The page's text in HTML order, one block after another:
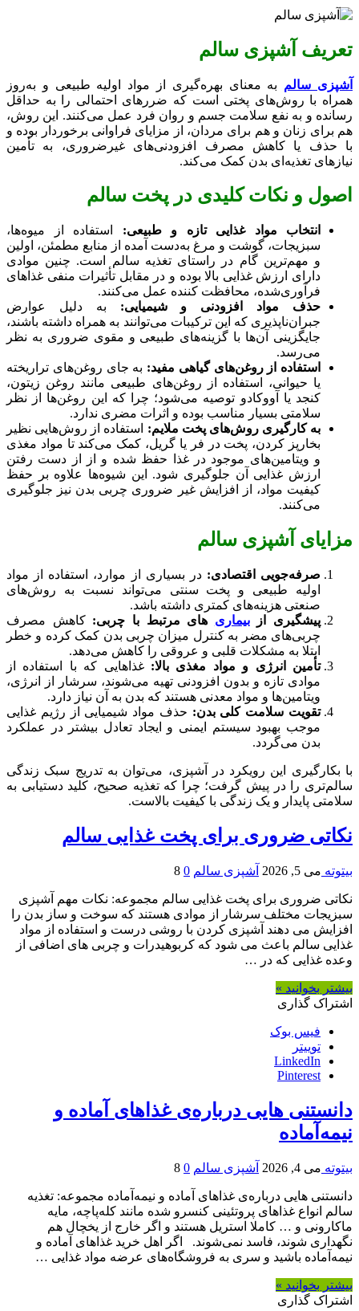
تعریف آشپزی سالم
آشپزی سالم به معنای بهره‌گیری از مواد اولیه طبیعی و به‌روز
همراه با روش‌های پختی است که ضررهای احتمالی را به حداقل
رسانده و به نفع سلامت جسم و روان فرد عمل می‌کنند. این روش،
هم برای زنان و هم برای مردان، از مزایای فراوانی برخوردار بوده و
با حذف یا کاهش مصرف افزودنی‌های غیرضروری، به تأمین
نیازهای تغذیه‌ای بدن کمک می‌کند.
اصول و نکات کلیدی در پخت سالم
انتخاب مواد غذایی تازه و طبیعی: استفاده از میوه‌ها،
سبزیجات، گوشت و مرغ به‌دست آمده از منابع مطمئن، اولین
و مهم‌ترین گام در راستای تغذیه سالم است. چنین موادی
دارای ارزش غذایی بالا بوده و در مقابل تأثیرات منفی غذاهای
فرآوری‌شده، محافظت کننده عمل می‌کنند.
حذف مواد افزودنی و شیمیایی: به دلیل عوارض
جبران‌ناپذیری که این ترکیبات می‌توانند به همراه داشته باشند،
جایگزینی آن‌ها با گزینه‌های طبیعی و مقوی ضروری به نظر
می‌رسد.
استفاده از روغن‌های گیاهی مفید: به جای روغن‌های تراریخته
یا حیوانی، استفاده از روغن‌های طبیعی مانند روغن زیتون،
کنجد یا آووکادو توصیه می‌شود؛ چرا که این روغن‌ها از نظر
سلامتی بسیار مناسب بوده و اثرات مضری ندارد.
به کارگیری روش‌های پخت ملایم: استفاده از روش‌هایی نظیر
بخارپز کردن، پخت در فر یا گریل، کمک می‌کند تا مواد مغذی
و ویتامین‌های موجود در غذا حفظ شده و از از دست رفتن
ارزش غذایی آن جلوگیری شود. این شیوه‌ها علاوه بر حفظ
کیفیت مواد، از افزایش غیر ضروری چربی بدن نیز جلوگیری
می‌کنند.
مزایای آشپزی سالم
صرفه‌جویی اقتصادی: در بسیاری از موارد، استفاده از مواد
اولیه طبیعی و پخت سنتی می‌تواند نسبت به روش‌های
صنعتی هزینه‌های کمتری داشته باشد.
پیشگیری ازبیماری‌ های مرتبط با چربی: کاهش مصرف
چربی‌های مضر به کنترل میزان چربی بدن کمک کرده و خطر
ابتلا به مشکلات قلبی و عروقی را کاهش می‌دهد.
تأمین انرژی و مواد مغذی بالا: غذاهایی که با استفاده از
موادی تازه و بدون افزودنی تهیه می‌شوند، سرشار از انرژی،
ویتامین‌ها و مواد معدنی هستند که بدن به آن نیاز دارد.
تقویت سلامت کلی بدن: حذف مواد شیمیایی از رژیم غذایی
موجب بهبود سیستم ایمنی و ایجاد تعادل بیشتر در عملکرد
بدن می‌گردد.
با بکارگیری این رویکرد در آشپزی، می‌توان به تدریج سبک زندگی
سالم‌تری را در پیش گرفت؛ چرا که تغذیه صحیح، کلید دستیابی به
سلامتی پایدار و یک زندگی با کیفیت بالاست.
نکاتی ضروری برای پخت غذایی سالم
بیتوته می 5, 2026 آشپزی سالم 0
8
نکاتی ضروری برای پخت غذایی سالم مجموعه: نکات مهم آشپزی
سبزیجات مختلف سرشار از موادی هستند که سوخت و ساز بدن را
افزایش می دهند آشپزی کردن با روشی درست و استفاده از مواد
غذایی سالم باعث می شود که کربوهیدرات و چربی های اضافی از
وعده غذایی که در …
بیشتر بخوانید »
اشتراک گذاری
فیس بوک
توییتر
LinkedIn
Pinterest
دانستنی هایی درباره‌ی غذاهای آماده و
نیمه‌آماده
بیتوته می 4, 2026 آشپزی سالم 0
8
دانستنی هایی درباره‌ی غذاهای آماده و نیمه‌آماده مجموعه: تغذیه
سالم انواع غذاهای پروتئینی کنسرو شده مانند کله‌پاچه، مایه
ماکارونی و … کاملا استریل هستند و اگر خارج از یخچال هم
نگهداری شوند، فاسد نمی‌شوند. اگر اهل خرید غذاهای آماده و
نیمه‌آماده باشید و سری به فروشگاه‌های عرضه مواد غذایی …
بیشتر بخوانید »
اشتراک گذاری